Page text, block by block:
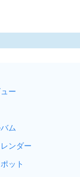
ー
ム
ンダー
ット